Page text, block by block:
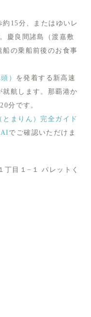
約15分、またはゆいレ
慶良間諸島（渡嘉敷
の乗船前後のお食事
） を発着する新高速
就航します。那覇港か
分です。
とまりん）完全ガイド
でご確認いただけま
目１−１ パレットく